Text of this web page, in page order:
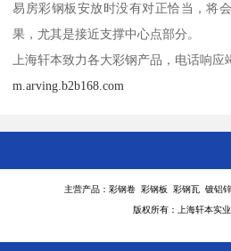
易房彩钢板安放时没有对正恰当，将
果，尤其是接近支撑中心点部分。
上海轩本致力各大彩钢产品，电话响应
m.arving.b2b168.com
主营产品：彩钢卷 彩钢板 彩钢瓦 镀铝
版权所有：上海轩本实